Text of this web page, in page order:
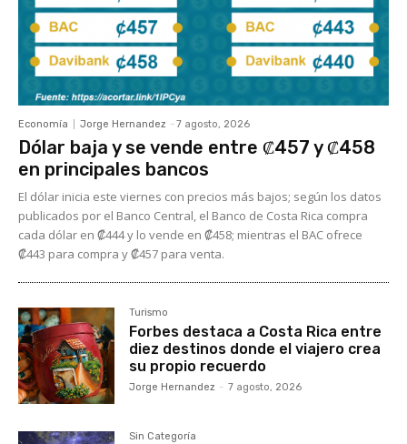
Economía Jorge Hernandez - 7 agosto, 2026
Dólar baja y se vende entre ₡457 y ₡458
en principales bancos
El dólar inicia este viernes con precios más bajos; según los datos
publicados por el Banco Central, el Banco de Costa Rica compra
cada dólar en ₡444 y lo vende en ₡458; mientras el BAC ofrece
₡443 para compra y ₡457 para venta.
Turismo
Forbes destaca a Costa Rica entre
diez destinos donde el viajero crea
su propio recuerdo
Jorge Hernandez - 7 agosto, 2026
Sin Categoría